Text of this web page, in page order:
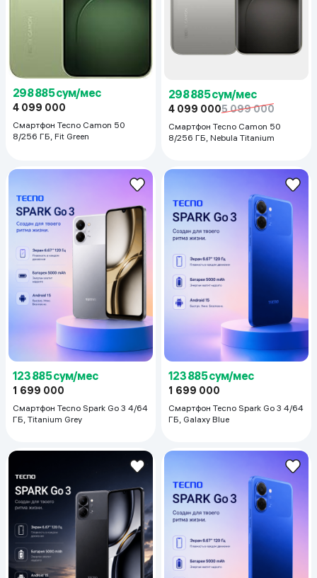
298 885 сум/мес
4 099 000
Смартфон Tecno Camon 50
8/256 ГБ, Fit Green
298 885 сум/мес
4 099 0005 099 000
Смартфон Tecno Camon 50
8/256 ГБ, Nebula Titanium
123 885 сум/мес
1 699 000
Смартфон Tecno Spark Go 3 4/64
ГБ, Titanium Grey
123 885 сум/мес
1 699 000
Смартфон Tecno Spark Go 3 4/64
ГБ, Galaxy Blue